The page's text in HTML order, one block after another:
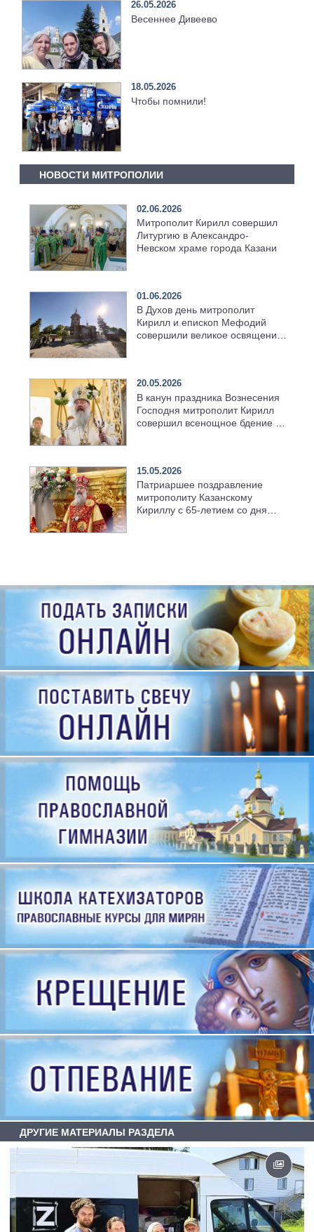
26.05.2026
Весеннее Дивеево
18.05.2026
Чтобы помнили!
НОВОСТИ МИТРОПОЛИИ
02.06.2026
Митрополит Кирилл совершил
Литургию в Александро-
Невском храме города Казани
01.06.2026
В Духов день митрополит
Кирилл и епископ Мефодий
совершили великое освящение
20.05.2026
В канун праздника Вознесения
Господня митрополит Кирилл
совершил всенощное бдение в
15.05.2026
Патриаршее поздравление
митрополиту Казанскому
Кириллу с 65-летием со дня
ДРУГИЕ МАТЕРИАЛЫ РАЗДЕЛА